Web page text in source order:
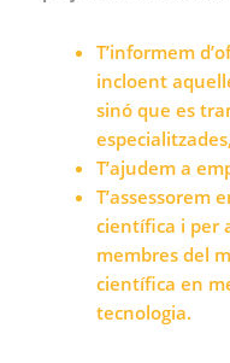
T’informem
incloent
sinó que es
T’ajudem a
T’assessorem
científica i per
membres del
científica en
tecnologia.